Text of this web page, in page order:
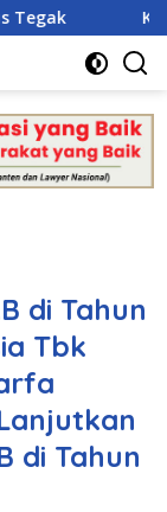
Kemarau
di Tahun
Tbk
di Tahun